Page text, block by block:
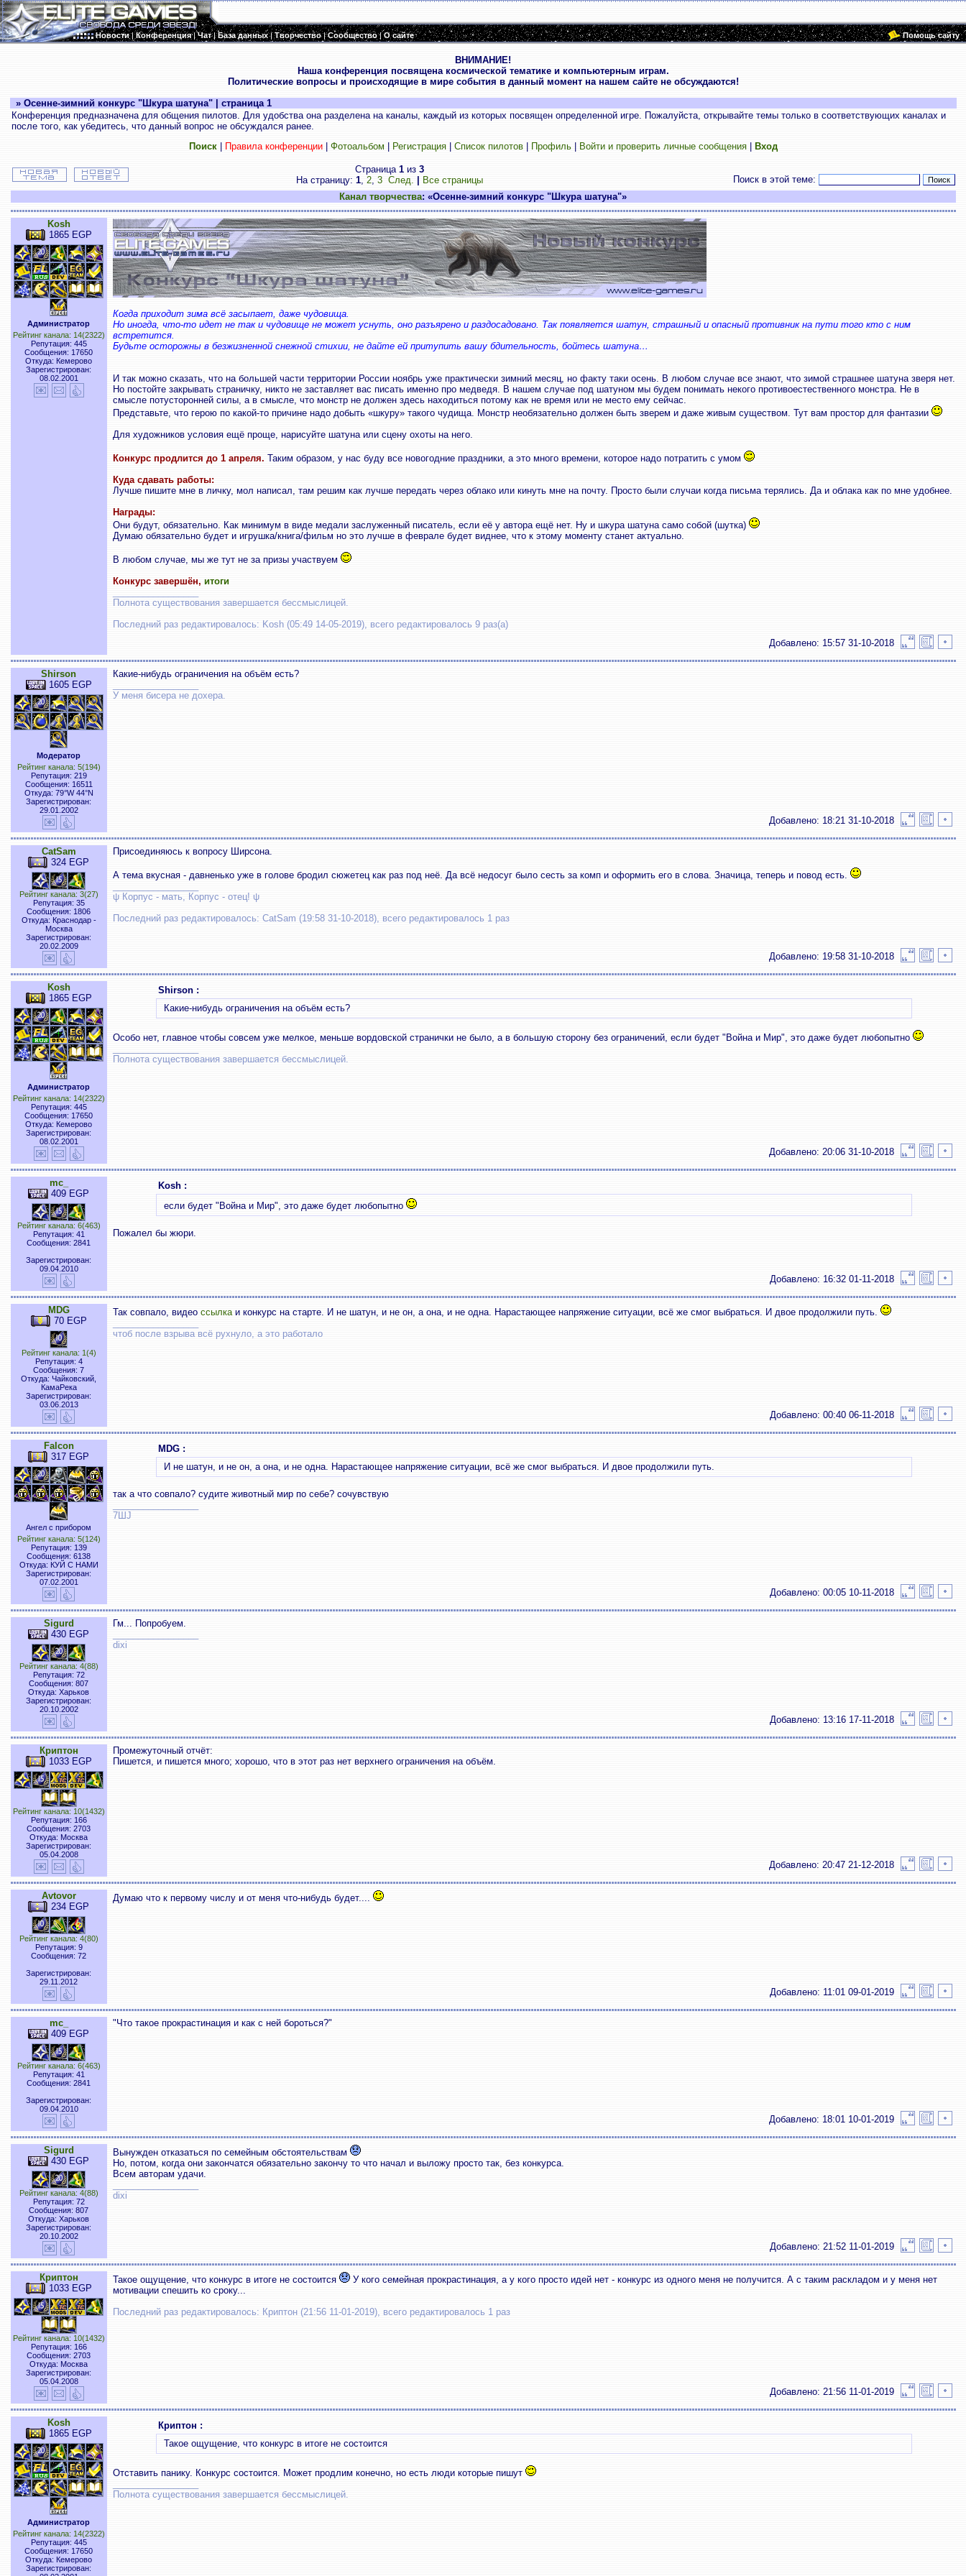
Новости|Конференция|Чат|База данных|Творчество|Сообщество|О сайте Помощь сайту
ВНИМАНИЕ!
Наша конференция посвящена космической тематике и компьютерным играм.
Политические вопросы и происходящие в мире события в данный момент на нашем сайте не обсуждаются!
» Осенне-зимний конкурс "Шкура шатуна" | страница 1
Конференция предназначена для общения пилотов. Для удобства она разделена на каналы, каждый из которых посвящен определенной игре. Пожалуйста, открывайте темы только в соответствующих каналах и
после того, как убедитесь, что данный вопрос не обсуждался ранее.
Поиск| Правила конференции| Фотоальбом Регистрация| Список пилотов| Профиль| Войти и проверить личные сообщения| Вход
Страница 1 из 3
На страницу: 1, 2, 3 След. Все страницы
Поиск в этой теме:
Канал творчества: «Осенне-зимний конкурс "Шкура шатуна"»
Kosh
1865 EGP
Администратор
Рейтинг канала: 14(2322)
Репутация: 445
Сообщения: 17650
Откуда: Кемерово
Зарегистрирован:
08.02.2001
Когда приходит зима всё засыпает, даже чудовища.
Но иногда, что-то идет не так и чудовище не может уснуть, оно разъярено и раздосадовано. Так появляется шатун, страшный и опасный противник на пути того кто с ним
встретится.
Будьте осторожны в безжизненной снежной стихии, не дайте ей притупить вашу бдительность, бойтесь шатуна…
И так можно сказать, что на большей части территории России ноябрь уже практически зимний месяц, но факту таки осень. В любом случае все знают, что зимой страшнее шатуна зверя нет.
Но постойте закрывать страничку, никто не заставляет вас писать именно про медведя. В нашем случае под шатуном мы будем понимать некого противоестественного монстра. Не в
смысле потусторонней силы, а в смысле, что монстр не должен здесь находиться потому как не время или не место ему сейчас.
Представьте, что герою по какой-то причине надо добыть «шкуру» такого чудища. Монстр необязательно должен быть зверем и даже живым существом. Тут вам простор для фантазии
Для художников условия ещё проще, нарисуйте шатуна или сцену охоты на него.
Конкурс продлится до 1 апреля. Таким образом, у нас буду все новогодние праздники, а это много времени, которое надо потратить с умом
Куда сдавать работы:
Лучше пишите мне в личку, мол написал, там решим как лучше передать через облако или кинуть мне на почту. Просто были случаи когда письма терялись. Да и облака как по мне удобнее.
Награды:
Они будут, обязательно. Как минимум в виде медали заслуженный писатель, если её у автора ещё нет. Ну и шкура шатуна само собой (шутка)
Думаю обязательно будет и игрушка/книга/фильм но это лучше в феврале будет виднее, что к этому моменту станет актуально.
В любом случае, мы же тут не за призы участвуем
Конкурс завершён, итоги
Полнота существования завершается бессмыслицей.
Последний раз редактировалось: Kosh (05:49 14-05-2019), всего редактировалось 9 раз(а)
Добавлено: 15:57 31-10-2018
Shirson
1605 EGP
Модератор
Рейтинг канала: 5(194)
Репутация: 219
Сообщения: 16511
Откуда: 79°W 44°N
Зарегистрирован:
29.01.2002
Какие-нибудь ограничения на объём есть?
У меня бисера не доxеpа.
Добавлено: 18:21 31-10-2018
CatSam
324 EGP
Рейтинг канала: 3(27)
Репутация: 35
Сообщения: 1806
Откуда: Краснодар -
Москва
Зарегистрирован:
20.02.2009
Присоединяюсь к вопросу Ширсона.
А тема вкусная - давненько уже в голове бродил сюжетец как раз под неё. Да всё недосуг было сесть за комп и оформить его в слова. Значица, теперь и повод есть.
ψ Корпус - мать, Корпус - отец! ψ
Последний раз редактировалось: CatSam (19:58 31-10-2018), всего редактировалось 1 раз
Добавлено: 19:58 31-10-2018
Kosh
1865 EGP
Администратор
Рейтинг канала: 14(2322)
Репутация: 445
Сообщения: 17650
Откуда: Кемерово
Зарегистрирован:
08.02.2001
Shirson :
Какие-нибудь ограничения на объём есть?
Особо нет, главное чтобы совсем уже мелкое, меньше вордовской странички не было, а в большую сторону без ограничений, если будет "Война и Мир", это даже будет любопытно
Полнота существования завершается бессмыслицей.
Добавлено: 20:06 31-10-2018
mc_
409 EGP
Рейтинг канала: 6(463)
Репутация: 41
Сообщения: 2841
Зарегистрирован:
09.04.2010
Kosh :
если будет "Война и Мир", это даже будет любопытно
Пожалел бы жюри.
Добавлено: 16:32 01-11-2018
MDG
70 EGP
Рейтинг канала: 1(4)
Репутация: 4
Сообщения: 7
Откуда: Чайковский,
КамаРека
Зарегистрирован:
03.06.2013
Так совпало, видео ссылкаи конкурс на старте. И не шатун, и не он, а она, и не одна. Нарастающее напряжение ситуации, всё же смог выбраться. И двое продолжили путь.
чтоб после взрыва всё рухнуло, а это работало
Добавлено: 00:40 06-11-2018
Falcon
317 EGP
Ангел с прибором
Рейтинг канала: 5(124)
Репутация: 139
Сообщения: 6138
Откуда: КУЙ С НАМИ
Зарегистрирован:
07.02.2001
MDG :
И не шатун, и не он, а она, и не одна. Нарастающее напряжение ситуации, всё же смог выбраться. И двое продолжили путь.
так а что совпало? судите животный мир по себе? сочувствую
7ШJ
Добавлено: 00:05 10-11-2018
Sigurd
430 EGP
Рейтинг канала: 4(88)
Репутация: 72
Сообщения: 807
Откуда: Харьков
Зарегистрирован:
20.10.2002
Гм... Попробуем.
dixi
Добавлено: 13:16 17-11-2018
Криптон
1033 EGP
Рейтинг канала: 10(1432)
Репутация: 166
Сообщения: 2703
Откуда: Москва
Зарегистрирован:
05.04.2008
Промежуточный отчёт:
Пишется, и пишется много; хорошо, что в этот раз нет верхнего ограничения на объём.
Добавлено: 20:47 21-12-2018
Avtovor
234 EGP
Рейтинг канала: 4(80)
Репутация: 9
Сообщения: 72
Зарегистрирован:
29.11.2012
Думаю что к первому числу и от меня что-нибудь будет....
Добавлено: 11:01 09-01-2019
mc_
409 EGP
Рейтинг канала: 6(463)
Репутация: 41
Сообщения: 2841
Зарегистрирован:
09.04.2010
"Что такое прокрастинация и как с ней бороться?"
Добавлено: 18:01 10-01-2019
Sigurd
430 EGP
Рейтинг канала: 4(88)
Репутация: 72
Сообщения: 807
Откуда: Харьков
Зарегистрирован:
20.10.2002
Вынужден отказаться по семейным обстоятельствам
Но, потом, когда они закончатся обязательно закончу то что начал и выложу просто так, без конкурса.
Всем авторам удачи.
dixi
Добавлено: 21:52 11-01-2019
Криптон
1033 EGP
Рейтинг канала: 10(1432)
Репутация: 166
Сообщения: 2703
Откуда: Москва
Зарегистрирован:
05.04.2008
Такое ощущение, что конкурс в итоге не состоится
У кого семейная прокрастинация, а у кого просто идей нет - конкурс из одного меня не получится. А с таким раскладом и у меня нет
мотивации спешить ко сроку...
Последний раз редактировалось: Криптон (21:56 11-01-2019), всего редактировалось 1 раз
Добавлено: 21:56 11-01-2019
Kosh
1865 EGP
Администратор
Рейтинг канала: 14(2322)
Репутация: 445
Сообщения: 17650
Откуда: Кемерово
Зарегистрирован:
Криптон :
Такое ощущение, что конкурс в итоге не состоится
Отставить панику. Конкурс состоится. Может продлим конечно, но есть люди которые пишут
Полнота существования завершается бессмыслицей.